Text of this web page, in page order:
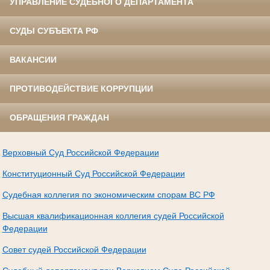
СУДЫ СУБЪЕКТА РФ
ВАКАНСИИ
ПРОТИВОДЕЙСТВИЕ КОРРУПЦИИ
ОБРАЩЕНИЯ ГРАЖДАН
Верховный Суд Российской Федерации
Конституционный Суд Российской Федерации
Судебная коллегия по экономическим спорам ВС РФ
Высшая квалификационная коллегия судей Российской
Федерации
Совет судей Российской Федерации